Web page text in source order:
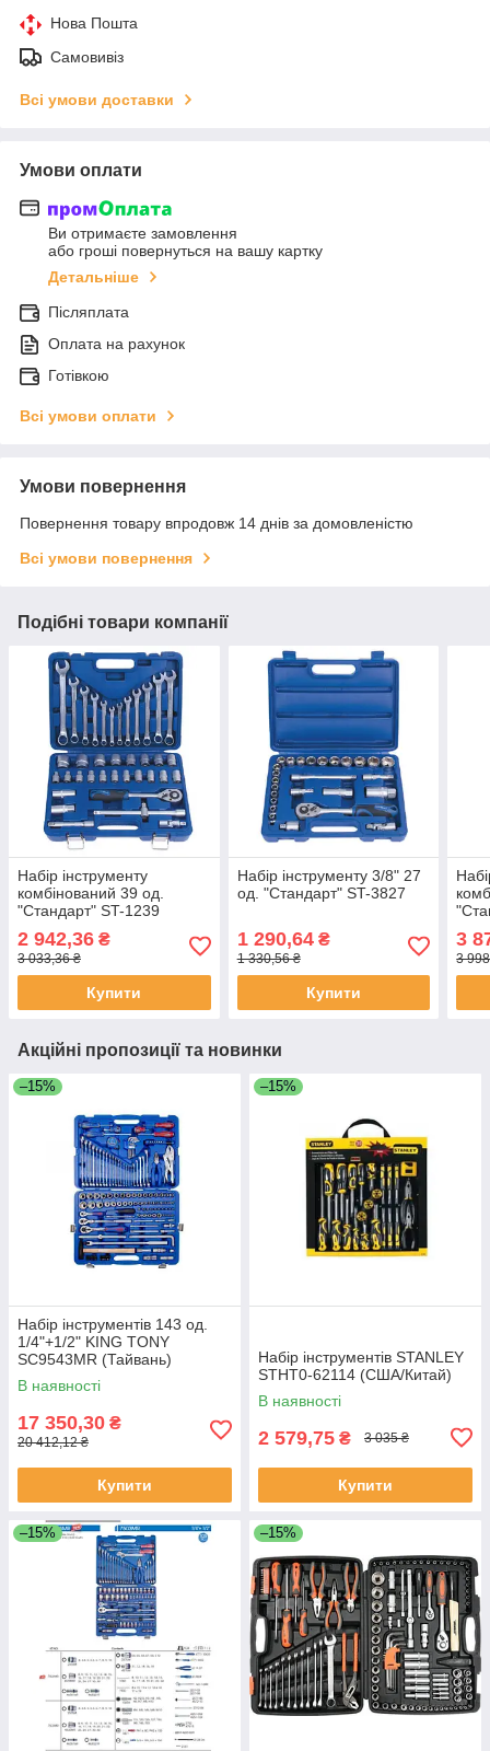
Нова Пошта
Самовивіз
Всі умови доставки
Умови оплати
Ви отримаєте замовлення
або гроші повернуться на вашу картку
Детальніше
Післяплата
Оплата на рахунок
Готівкою
Всі умови оплати
Умови повернення
Повернення товару впродовж 14 днів за домовленістю
Всі умови повернення
Подібні товари компанії
Набір інструменту
комбінований 39 од.
"Стандарт" ST-1239
2 942,36 ₴
3 033,36 ₴
Купити
Набір інструменту 3/8" 27
од. "Стандарт" ST-3827
1 290,64₴
1 330,56 ₴
Купити
3
3
Акційні пропозиції та новинки
–15%
Набір інструментів 143 од.
1/4"+1/2" KING TONY
SC9543MR (Тайвань)
В наявності
17 350,30 ₴
20 412,12 ₴
Купити
–15%
Набір інструментів STANLEY
STHT0-62114 (США/Китай)
В наявності
2 579,75 ₴ 3 035 ₴
Купити
–15% –15%